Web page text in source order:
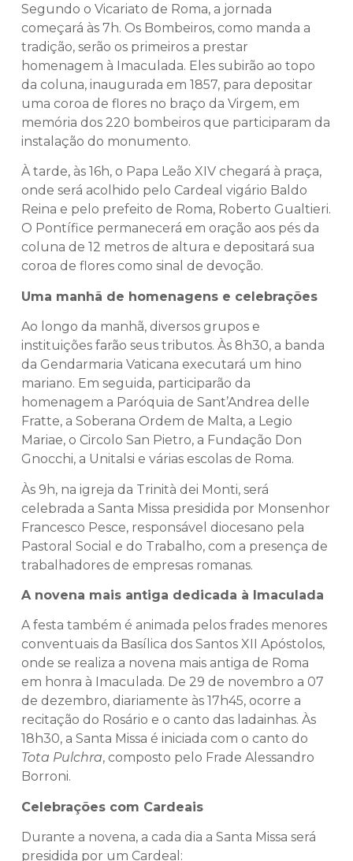
Segundo o Vicariato de Roma, a jornada
começará às 7h. Os Bombeiros, como manda a
tradição, serão os primeiros a prestar
homenagem à Imaculada. Eles subirão ao topo
da coluna, inaugurada em 1857, para depositar
uma coroa de flores no braço da Virgem, em
memória dos 220 bombeiros que participaram da
instalação do monumento.
À tarde, às 16h, o Papa Leão XIV chegará à praça,
onde será acolhido pelo Cardeal vigário Baldo
Reina e pelo prefeito de Roma, Roberto Gualtieri.
O Pontífice permanecerá em oração aos pés da
coluna de 12 metros de altura e depositará sua
coroa de flores como sinal de devoção.
Uma manhã de homenagens e celebrações
Ao longo da manhã, diversos grupos e
instituições farão seus tributos. Às 8h30, a banda
da Gendarmaria Vaticana executará um hino
mariano. Em seguida, participarão da
homenagem a Paróquia de Sant’Andrea delle
Fratte, a Soberana Ordem de Malta, a Legio
Mariae, o Circolo San Pietro, a Fundação Don
Gnocchi, a Unitalsi e várias escolas de Roma.
Às 9h, na igreja da Trinità dei Monti, será
celebrada a Santa Missa presidida por Monsenhor
Francesco Pesce, responsável diocesano pela
Pastoral Social e do Trabalho, com a presença de
trabalhadores de empresas romanas.
A novena mais antiga dedicada à Imaculada
A festa também é animada pelos frades menores
conventuais da Basílica dos Santos XII Apóstolos,
onde se realiza a novena mais antiga de Roma
em honra à Imaculada. De 29 de novembro a 07
de dezembro, diariamente às 17h45, ocorre a
recitação do Rosário e o canto das ladainhas. Às
18h30, a Santa Missa é iniciada com o canto do
Tota Pulchra, composto pelo Frade Alessandro
Borroni.
Celebrações com Cardeais
Durante a novena, a cada dia a Santa Missa será
presidida por um Cardeal: